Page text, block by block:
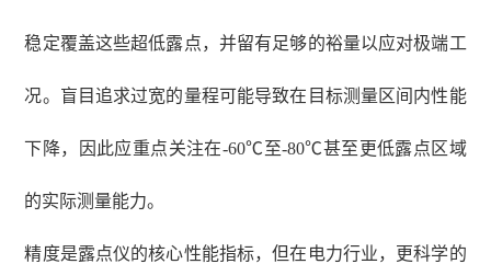
稳定覆盖这些超低露点，并留有足够的裕量以应对极端工
况。盲目追求过宽的量程可能导致在目标测量区间内性能
下降，因此应重点关注在-60℃至-80℃甚至更低露点区域
的实际测量能力。
精度是露点仪的核心性能指标，但在电力行业，更科学的